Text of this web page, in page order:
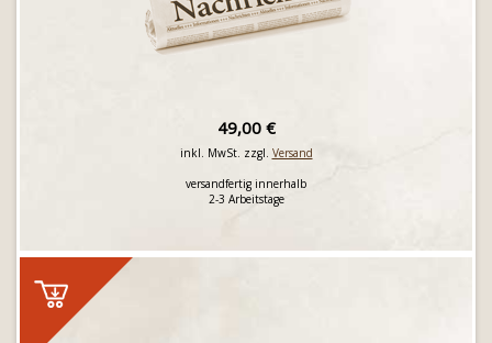
49,00 €
inkl. MwSt. zzgl. Versand
versandfertig innerhalb
2-3 Arbeitstage